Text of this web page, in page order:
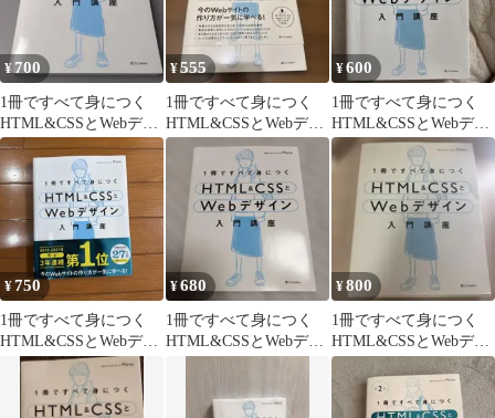
¥ 700
1冊ですべて身につく
HTML&CSSとWebデザ
イン入門講座
¥555
1冊ですべて身につく
HTML&CSSとWebデザ
イン入門講座
¥600
1冊ですべて身につく
HTML&CSSとWebデザ
イン入門講座
¥750
1冊ですべて身につく
HTML&CSSとWebデザ
イン入門講座
¥680
1冊ですべて身につく
HTML&CSSとWebデザ
¥800
1冊ですべて身につく
HTML&CSSとWebデザ
イン入門講座